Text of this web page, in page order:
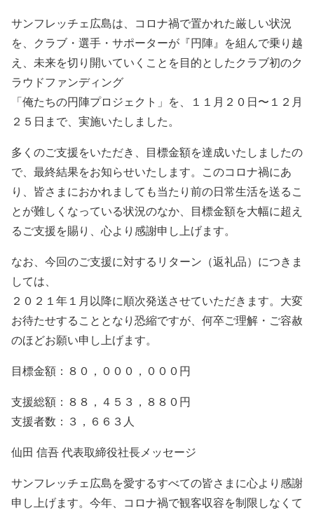
サンフレッチェ広島は、コロナ禍で置かれた厳しい状況
を、クラブ・選手・サポーターが『円陣』を組んで乗り越
え、未来を切り開いていくことを目的としたクラブ初のク
ラウドファンディング
「俺たちの円陣プロジェクト」を、１１月２０日〜１２月
２５日まで、実施いたしました。
多くのご支援をいただき、目標金額を達成いたしましたの
で、最終結果をお知らせいたします。このコロナ禍にあ
り、皆さまにおかれましても当たり前の日常生活を送るこ
とが難しくなっている状況のなか、目標金額を大幅に超え
るご支援を賜り、心より感謝申し上げます。
なお、今回のご支援に対するリターン（返礼品）につきま
しては、
２０２１年１月以降に順次発送させていただきます。大変
お待たせすることとなり恐縮ですが、何卒ご理解・ご容赦
のほどお願い申し上げます。
目標金額：８０，０００，０００円
支援総額：８８，４５３，８８０円
支援者数：３，６６３人
仙田 信吾 代表取締役社長メッセージ
サンフレッチェ広島を愛するすべての皆さまに心より感謝
申し上げます。今年、コロナ禍で観客収容を制限しなくて